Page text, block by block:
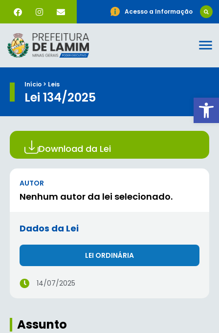
Acesso a Informação
Início > Leis
Lei 134/2025
Download da Lei
AUTOR
Nenhum autor da lei selecionado.
Dados da Lei
LEI ORDINÁRIA
14/07/2025
Assunto